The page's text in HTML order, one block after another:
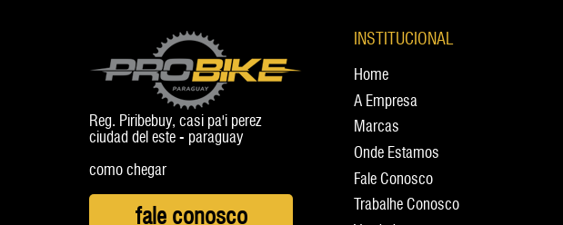
Reg. Piribebuy, casi pa'i perez
ciudad del este - paraguay
como chegar
fale conosco
INSTITUCIONAL
Home
A Empresa
Marcas
Onde Estamos
Fale Conosco
Trabalhe Conosco